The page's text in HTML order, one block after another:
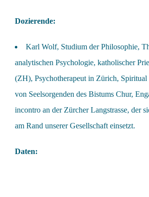
Dozierende:
Karl Wolf, Studium der Philosophie,
analytischen Psychologie, katholischer
(ZH), Psychotherapeut in Zürich,
von Seelsorgenden des Bistums Chur,
incontro an der Zürcher Langstrasse, der
am Rand unserer Gesellschaft einsetzt.
Daten: